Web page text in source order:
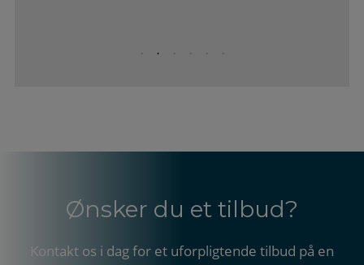
Ønsker du et tilbud?
Kontakt os i dag for et uforpligtende tilbud på en